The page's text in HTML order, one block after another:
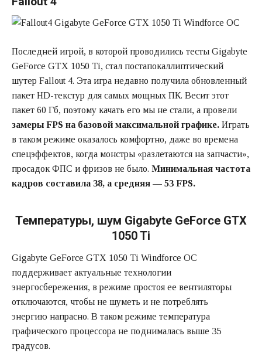
Последней игрой, в которой проводились тесты Gigabyte
GeForce GTX 1050 Ti, стал постапокаллиптический
шутер Fallout 4. Эта игра недавно получила обновленный
пакет HD-текстур для самых мощных ПК. Весит этот
пакет 60 Гб, поэтому качать его мы не стали, а провели
замеры FPS на базовой максимальной графике. Играть
в таком режиме оказалось комфортно, даже во времена
спецэффектов, когда монстры «разлетаются на запчасти»,
просадок ФПС и фризов не было. Минимальная частота
кадров составила 38, а средняя — 53 FPS.
Температуры, шум Gigabyte GeForce GTX
1050 Ti
Gigabyte GeForce GTX 1050 Ti Windforce OC
поддерживает актуальные технологии
энергосбережения, в режиме простоя ее вентиляторы
отключаются, чтобы не шуметь и не потреблять
энергию напрасно. В таком режиме температура
графического процессора не поднималась выше 35
градусов.